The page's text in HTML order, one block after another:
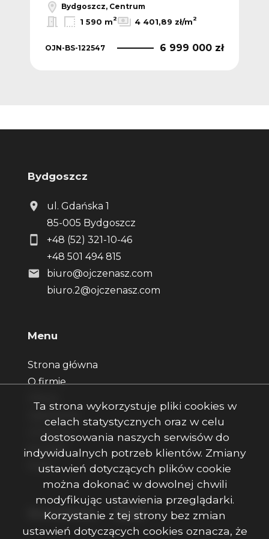
Bydgoszcz, Centrum
1 590 m2 4 401,89 zł/m2
OJN-BS-122547 6 999 000 zł
Bydgoszcz
ul. Gdańska 1
85-005 Bydgoszcz
+48 (52) 321-10-46
+48 501 494 815
biuro@ojczenasz.com
biuro.2@ojczenasz.com
Menu
Strona główna
O firmie
Zgłoszenia
Ulubione
Kontakt
Rodo
Social Media Facebook
Facebook
Facebook
Ta strona wykorzystuje pliki cookies w
celach statystycznych oraz w celu
dostosowania naszych serwisów do
indywidualnych potrzeb klientów. Zmiany
ustawień dotyczących plików cookie
można dokonać w dowolnej chwili
modyfikując ustawienia przeglądarki.
Korzystanie z tej strony bez zmian
ustawień dotyczących cookies oznacza, że